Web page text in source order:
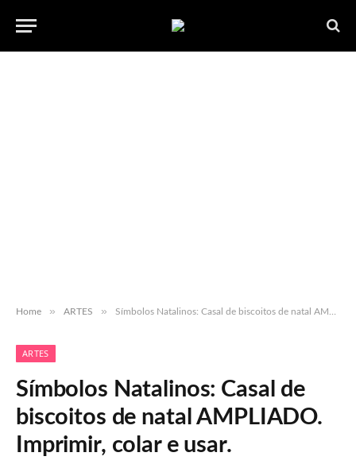
Home » ARTES » Símbolos Natalinos: Casal de biscoitos de natal AMPLIADO. Imprimir, colar e usar.
ARTES
Símbolos Natalinos: Casal de
biscoitos de natal AMPLIADO.
Imprimir, colar e usar.